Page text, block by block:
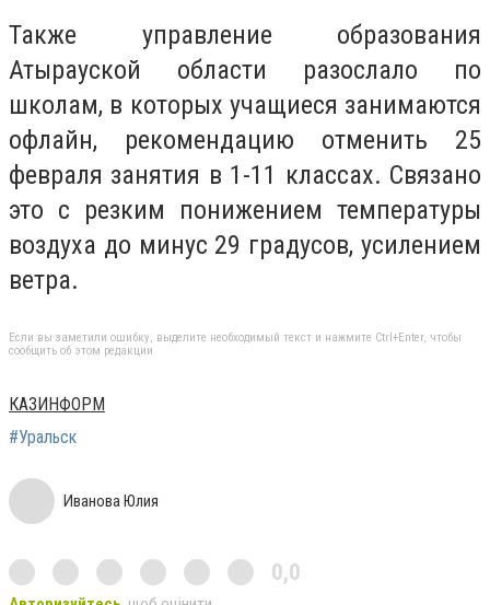
Также управление образования
Атырауской области разослало по
школам, в которых учащиеся занимаются
офлайн, рекомендацию отменить 25
февраля занятия в 1-11 классах. Связано
это с резким понижением температуры
воздуха до минус 29 градусов, усилением
ветра.
Если вы заметили ошибку, выделите необходимый текст и нажмите Ctrl+Enter, чтобы
сообщить об этом редакции
КАЗИНФОРМ
#Уральск
Иванова Юлия
0,0